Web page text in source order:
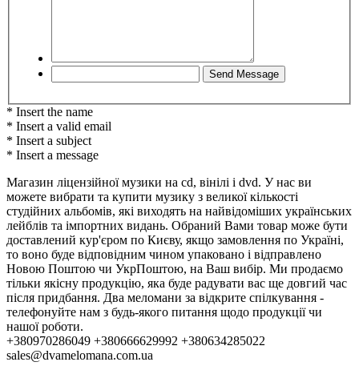
* Insert the name
* Insert a valid email
* Insert a subject
* Insert a message
Магазин ліцензійної музики на cd, вінілі і dvd. У нас ви
можете вибрати та купити музику з великої кількості
студійних альбомів, які виходять на найвідоміших українських
лейблів та імпортних видань. Обраний Вами товар може бути
доставлений кур'єром по Києву, якщо замовлення по Україні,
то воно буде відповідним чином упаковано і відправлено
Новою Поштою чи УкрПоштою, на Ваш вибір. Ми продаємо
тільки якісну продукцію, яка буде радувати вас ще довгий час
після придбання. Два меломани за відкрите спілкування -
телефонуйте нам з будь-якого питання щодо продукції чи
нашої роботи.
+380970286049 +380666629992 +380634285022
sales@dvamelomana.com.ua